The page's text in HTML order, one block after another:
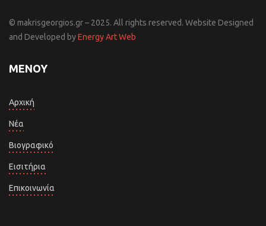
© makrisgeorgios.gr – 2025. All rights reserved. Website Designed
and Developed byEnergy Art Web
ΜΕΝΟΎ
Αρχική
Νέα
Βιογραφικό
Εισιτήρια
Επικοινωνία